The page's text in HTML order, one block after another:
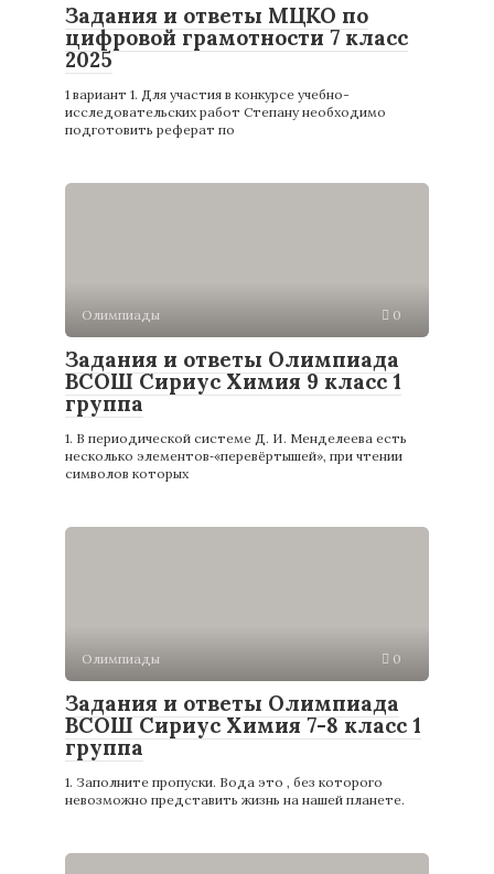
Задания и ответы МЦКО по
цифровой грамотности 7 класс
2025
1 вариант 1. Для участия в конкурсе учебно-
исследовательских работ Степану необходимо
подготовить реферат по
Олимпиады 0
Задания и ответы Олимпиада
ВСОШ Сириус Химия 9 класс 1
группа
1. В периодической системе Д. И. Менделеева есть
несколько элементов‑«перевёртышей», при чтении
символов которых
Олимпиады 0
Задания и ответы Олимпиада
ВСОШ Сириус Химия 7-8 класс 1
группа
1. Заполните пропуски. Вода это , без которого
невозможно представить жизнь на нашей планете.